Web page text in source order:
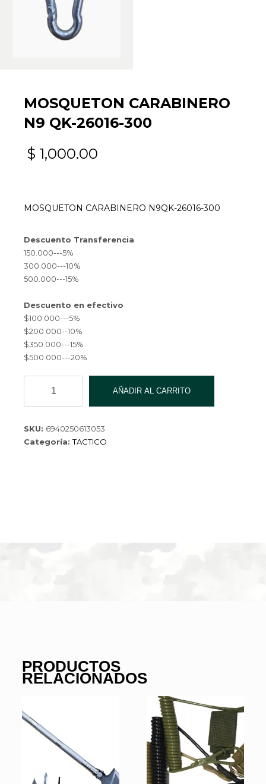
MOSQUETON CARABINERO
N9 QK-26016-300
$ 1,000.00
MOSQUETON CARABINERO N9QK-26016-300
Descuento Transferencia
150.000---5%
300.000---10%
500.000---15%
Descuento en efectivo
$100.000---5%
$200.000--10%
$350.000---15%
$500.000---20%
CARABINERO
N9
26016-
300
AÑADIR AL CARRITO
SKU: 6940250613053
Categoría:TACTICO
PRODUCTOS
RELACIONADOS